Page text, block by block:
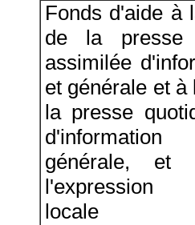
Fonds d'aide à
de la presse
assimilée
et générale et
la presse
générale,
l'expression
locale